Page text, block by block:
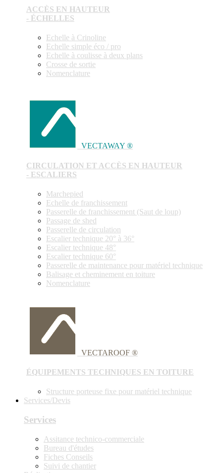
ACCÈS EN HAUTEUR
- ÉCHELLES
Echelle à Crinoline
Echelle simple éco / pro
Echelle à coulisse à deux plans
Crosse de sortie
Nomenclature
VECTAWAY ®
CIRCULATION ET ACCÈS EN HAUTEUR
- ESCALIERS
Marchepied
Echelle de franchissement
Passerelle de franchissement (Saut de loup)
Passage de shed
Passerelle de circulation
Escalier technique 20° à 36°
Escalier technique 48°
Escalier technique 60°
Passerelle de maintenance pour matériel technique
Balisage et cheminement en toiture
Nomenclature
VECTAROOF ®
ÉQUIPEMENTS TECHNIQUES EN TOITURE
Structure porteuse fixe pour matériel technique
Services/Devis
Services
Assitance technico-commerciale
Bureau d'études
Fiches Conseils
Suivi de chantier